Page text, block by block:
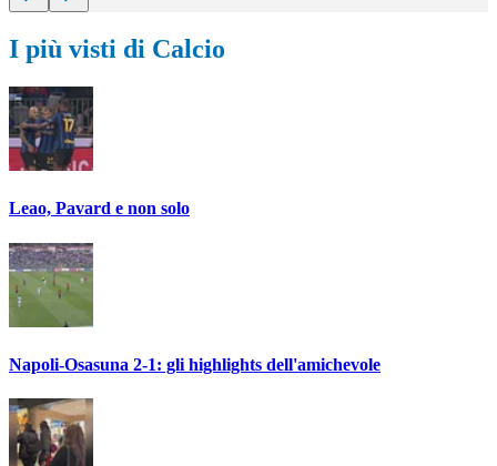
I più visti di Calcio
Leao, Pavard e non solo
Napoli-Osasuna 2-1: gli highlights dell'amichevole